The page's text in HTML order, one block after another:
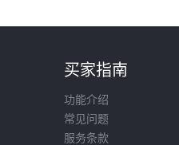
买家指南
功能介绍
常见问题
服务条款